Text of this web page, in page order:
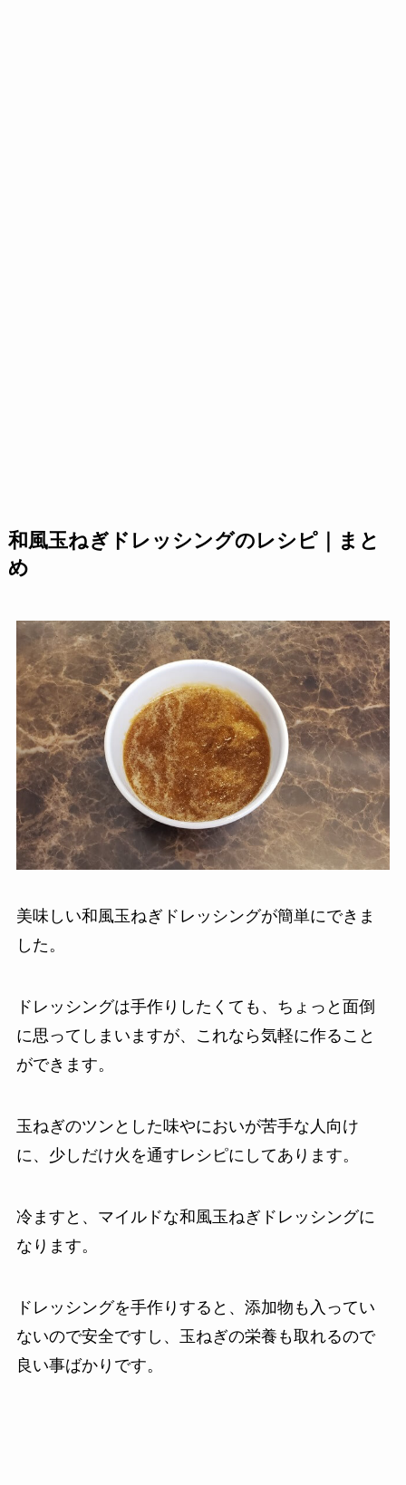
和風玉ねぎドレッシングのレシピ｜まと
め
美味しい和風玉ねぎドレッシングが簡単にできま
した。
ドレッシングは手作りしたくても、ちょっと面倒
に思ってしまいますが、これなら気軽に作ること
ができます。
玉ねぎのツンとした味やにおいが苦手な人向け
に、少しだけ火を通すレシピにしてあります。
冷ますと、マイルドな和風玉ねぎドレッシングに
なります。
ドレッシングを手作りすると、添加物も入ってい
ないので安全ですし、玉ねぎの栄養も取れるので
良い事ばかりです。